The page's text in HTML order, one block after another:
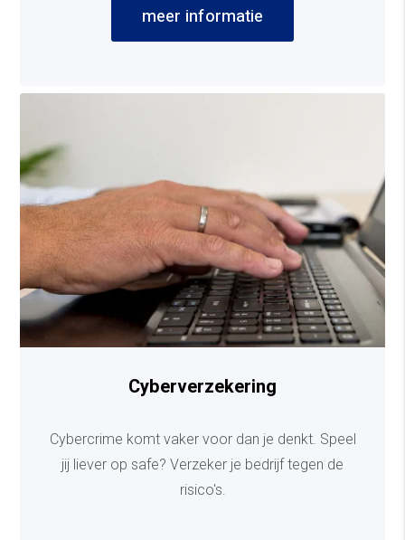
meer informatie
Cyberverzekering
Cybercrime komt vaker voor dan je denkt. Speel
jij liever op safe? Verzeker je bedrijf tegen de
risico's.